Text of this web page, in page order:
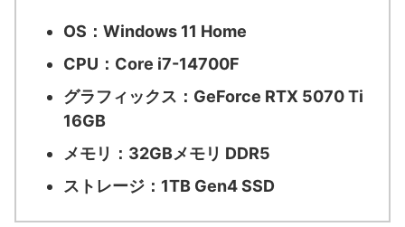
OS： Windows 11 Home
CPU： Core i7-14700F
グラフィックス： GeForce RTX 5070 Ti
16GB
メモリ： 32GBメモリ DDR5
ストレージ： 1TB Gen4 SSD